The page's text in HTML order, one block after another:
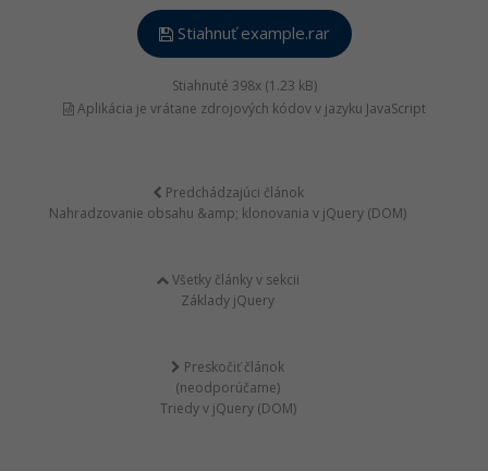
Stiahnuť example.rar
Stiahnuté 398x (1.23 kB)
Aplikácia je vrátane zdrojových kódov v jazyku JavaScript
Predchádzajúci článok
Nahradzovanie obsahu &amp; klonovania v jQuery (DOM)
Všetky články v sekcii
Základy jQuery
Preskočiť článok
(neodporúčame)
Triedy v jQuery (DOM)